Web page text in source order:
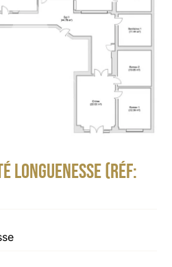
LONGUENESSE (RÉF: